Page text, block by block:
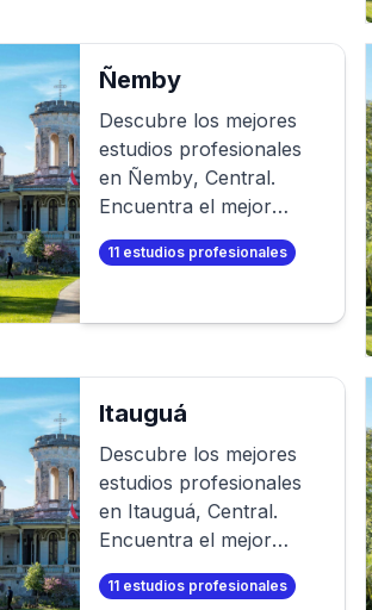
minutos!
Ñemby
Descubre los mejores
estudios profesionales
en Ñemby, Central.
Encuentra el mejor
fotógrafo para tu sesión
de fotos profesional. O
propias fotos
minutos!
11 estudios profesionales
Itauguá
Descubre los mejores
estudios profesionales
en Itauguá, Central.
Encuentra el mejor
fotógrafo para tu sesión
de fotos profesional. O
11 estudios profesionales